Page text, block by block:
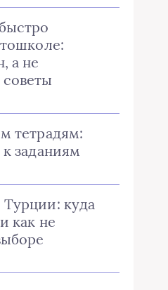
а не
тетрадям:
заданиям
куда
как не